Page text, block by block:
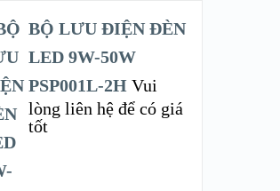
BỘ LƯU ĐIỆN ĐÈN
LED 9W-50W
PSP001L-2H Vui
lòng liên hệ để có giá
tốt